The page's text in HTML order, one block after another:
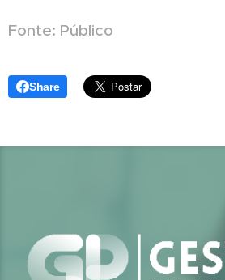
Fonte: Público
Share